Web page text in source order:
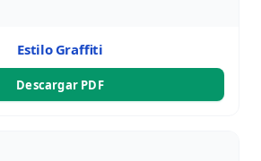
Estilo Graffiti
Descargar PDF